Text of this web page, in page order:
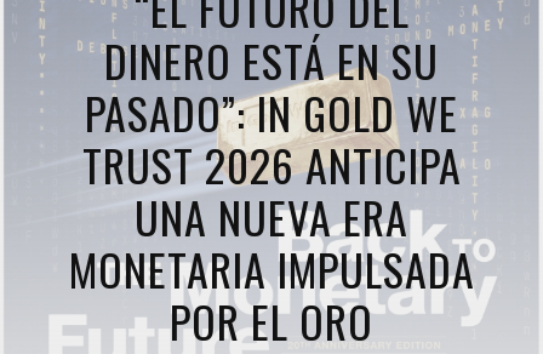
DINERO ESTÁ EN SU
PASADO”: IN GOLD WE
TRUST 2026 ANTICIPA
UNA NUEVA ERA
MONETARIA IMPULSADA
POR EL ORO